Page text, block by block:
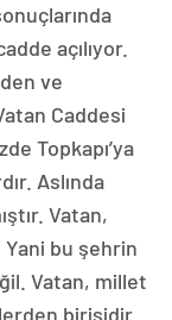
açılıyor.
ve
Caddesi
Topkapı’ya
Aslında
Vatan,
bu şehrin
Vatan, millet
birisidir.